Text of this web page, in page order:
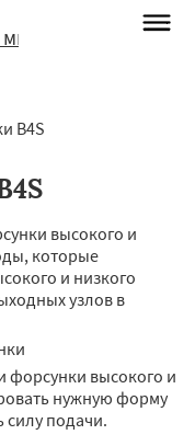
B4S
высокого и
которые
и низкого
узлов в
форсунки высокого и
нужную форму
силу подачи.